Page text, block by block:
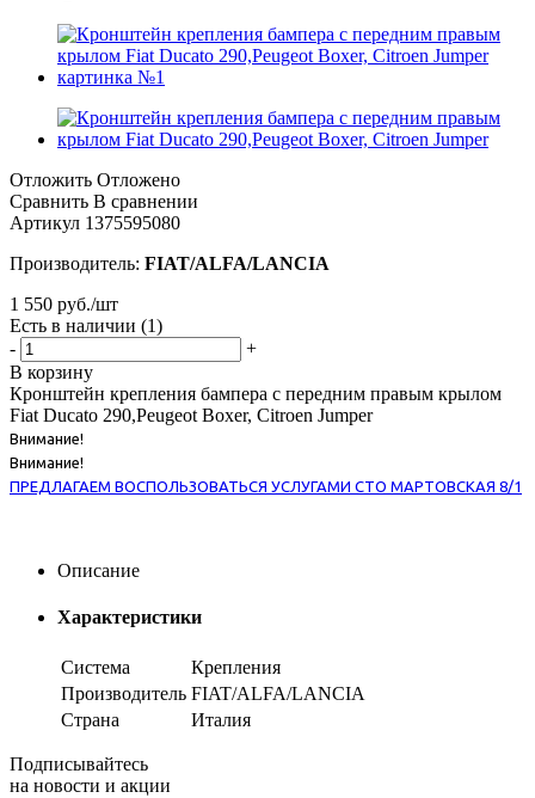
Отложить Отложено
Сравнить В сравнении
Артикул 1375595080
Производитель: FIAT/ALFA/LANCIA
1 550 руб./шт
Есть в наличии (1)
-
+
В корзину
Кронштейн крепления бампера с передним правым крылом
Fiat Ducato 290,Peugeot Boxer, Citroen Jumper
Внимание!
Внимание!
ПРЕДЛАГАЕМ ВОСПОЛЬЗОВАТЬСЯ УСЛУГАМИ СТО МАРТОВСКАЯ 8/1
Описание
Характеристики
Система
Крепления
Производитель FIAT/ALFA/LANCIA
Страна
Италия
Подписывайтесь
на новости и акции